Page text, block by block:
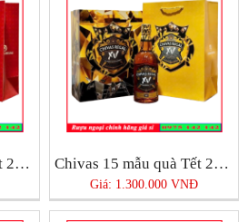
Chivas 13 mẫu quà Tết 2025 Chivas 15 mẫu quà Tết 2025
Giá: 1.300.000 VNĐ